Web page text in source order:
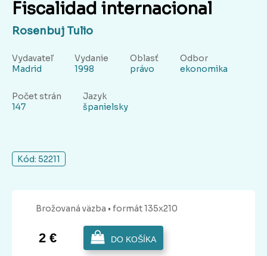
Fiscalidad internacional
Rosenbuj Tulio
Vydavateľ
Madrid
Vydanie
1998
Oblasť
právo
Odbor
ekonomika
Počet strán
147
Jazyk
španielsky
Kód: 52211
Brožovaná väzba • formát 135x210
2 € DO KOŠÍKA